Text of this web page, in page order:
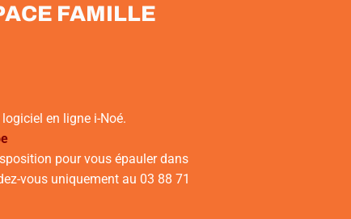
FAMILLE
en ligne i-Noé.
pour vous épauler dans
vous uniquement au 03 88 71